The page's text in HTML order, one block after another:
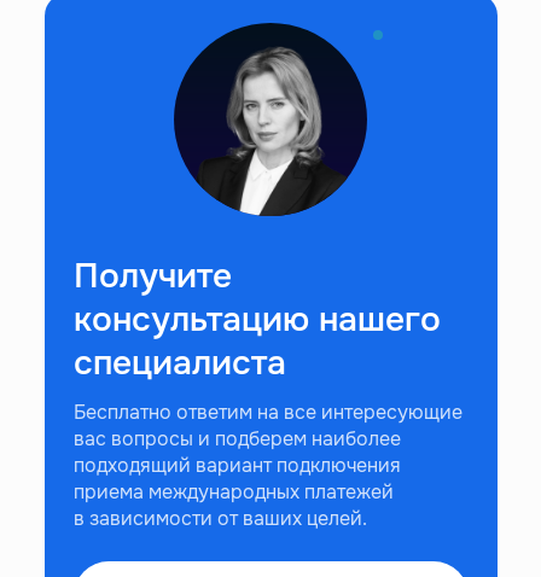
Получите
консультацию нашего
специалиста
Бесплатно ответим на все интересующие
вас вопросы и подберем наиболее
подходящий вариант подключения
приема международных платежей
в зависимости от ваших целей.